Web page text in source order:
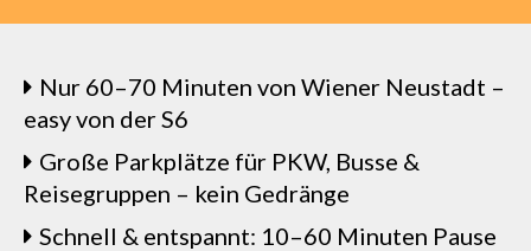
Nur 60–70 Minuten von Wiener Neustadt –
easy von der S6
Große Parkplätze für PKW, Busse &
Reisegruppen – kein Gedränge
Schnell & entspannt: 10–60 Minuten Pause